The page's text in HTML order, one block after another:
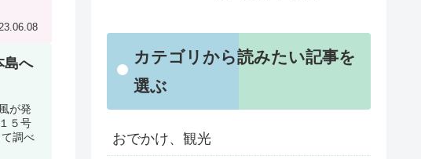
島へ
が発
５号
調べ
カテゴリから読みたい記事を
選ぶ
おでかけ、観光